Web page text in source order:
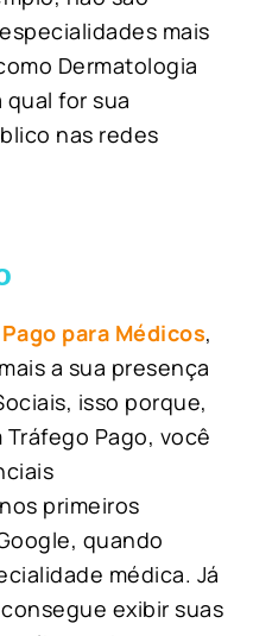
mais
Dermatologia
qual for sua
nas redes
para Médicos,
a sua presença
isso porque,
Pago, você
primeiros
quando
médica. Já
exibir suas